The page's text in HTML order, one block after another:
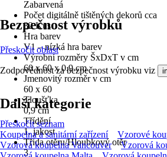
Zabarvená
Počet digitálně tištěných dekorů cca
32 Kus
Hra barev
V1 – nízká hra barev
Výrobní rozměry ŠxDxT v cm
60 x 60 x 0.9 cm
Jmenovitý rozměr v cm
60 x 60
Tloušťka
0,9 cm
Třídění
1. jakost
Třída otěru/Hloubkový otěr
3
Bezpečnost výrobků
Přeskočit oblast
Zodpovědnost za bezpečnost výrobku viz
Další kategorie
Přeskočit seznam
Koupelna a sanitární zařízení
Vzorové
Vzorová koupelna Vancouver
Vzorová